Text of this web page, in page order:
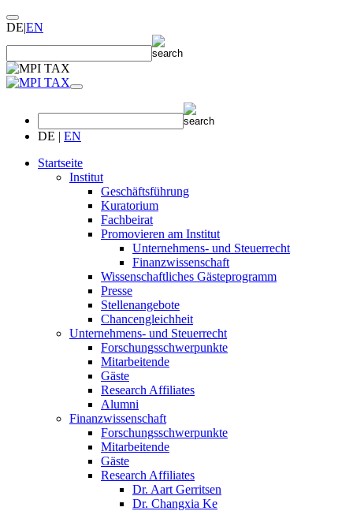
DE|EN
DE | EN
Startseite
Institut
Geschäftsführung
Kuratorium
Fachbeirat
Promovieren am Institut
Unternehmens- und Steuerrecht
Finanzwissenschaft
Wissenschaftliches Gästeprogramm
Presse
Stellenangebote
Chancengleichheit
Unternehmens- und Steuerrecht
Forschungsschwerpunkte
Mitarbeitende
Gäste
Research Affiliates
Alumni
Finanzwissenschaft
Forschungsschwerpunkte
Mitarbeitende
Gäste
Research Affiliates
Dr. Aart Gerritsen
Dr. Changxia Ke